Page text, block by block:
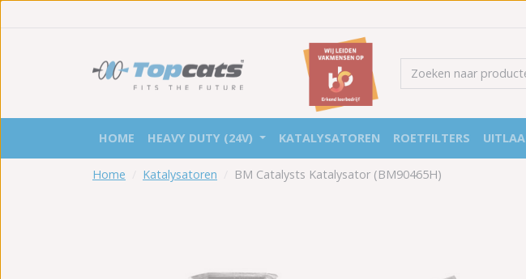
HOME HEAVY DUTY (24V) KATALYSATOREN ROETFILTERS
Home Katalysatoren BM Catalysts Katalysator (BM90465H)